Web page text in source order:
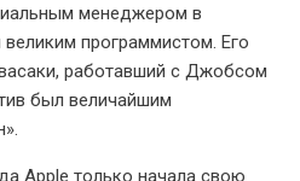
менеджером в
программистом. Его
работавший с Джобсом
был величайшим
Apple только начала свою